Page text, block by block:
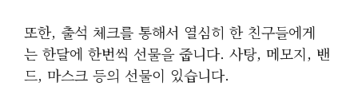
또한, 출석 체크를 통해서 열심히 한 친구들에게
는 한달에 한번씩 선물을 줍니다. 사탕, 메모지, 밴
드, 마스크 등의 선물이 있습니다.